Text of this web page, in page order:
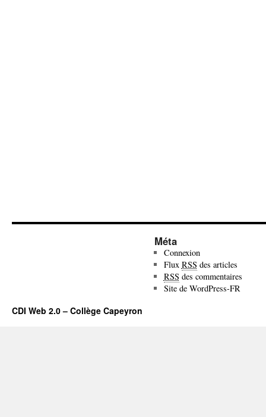
Méta
Connexion
Flux RSS des articles
RSS des commentaires
Site de WordPress-FR
CDI Web 2.0 – Collège Capeyron